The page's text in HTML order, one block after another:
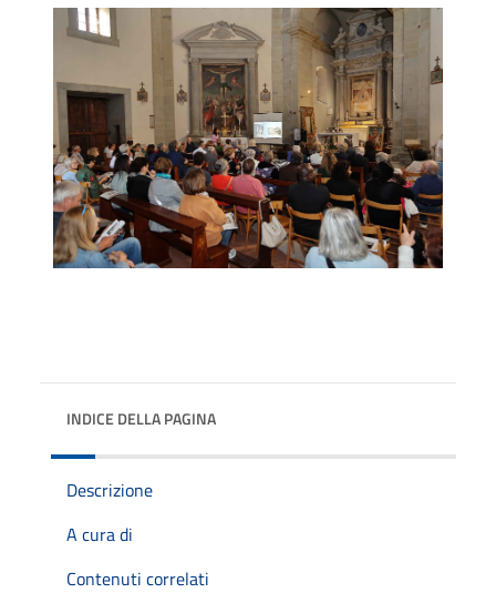
INDICE DELLA PAGINA
Descrizione
A cura di
Contenuti correlati